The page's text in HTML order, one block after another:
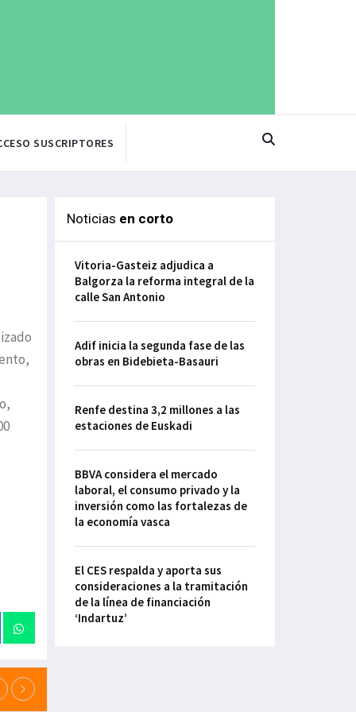
SUSCRIPTORES
Noticias en corto
Vitoria-Gasteiz adjudica a
Balgorza la reforma integral de la
calle San Antonio
Adif inicia la segunda fase de las
obras en Bidebieta-Basauri
Renfe destina 3,2 millones a las
estaciones de Euskadi
BBVA considera el mercado
laboral, el consumo privado y la
inversión como las fortalezas de
la economía vasca
El CES respalda y aporta sus
consideraciones a la tramitación
de la línea de financiación
‘Indartuz’